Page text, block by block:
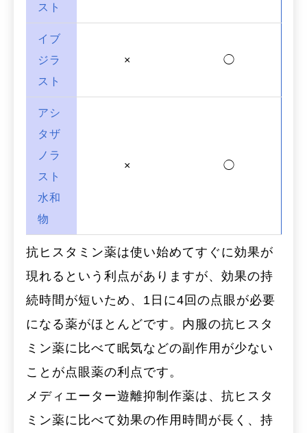
スト
イブ
ジラ
スト
× ◯
アシ
タザ
ノラ
スト
水和
物
× ◯
抗ヒスタミン薬は使い始めてすぐに効果が
現れるという利点がありますが、効果の持
続時間が短いため、1日に4回の点眼が必要
になる薬がほとんどです。内服の抗ヒスタ
ミン薬に比べて眠気などの副作用が少ない
ことが点眼薬の利点です。
メディエーター遊離抑制作薬は、抗ヒスタ
ミン薬に比べて効果の作用時間が長く、持